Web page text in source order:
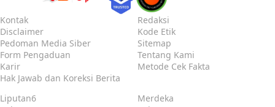
Kontak
Redaksi
Disclaimer
Kode Etik
Pedoman Media Siber
Sitemap
Form Pengaduan
Tentang Kami
Karir
Metode Cek Fakta
Hak Jawab dan Koreksi Berita
Liputan6
Merdeka